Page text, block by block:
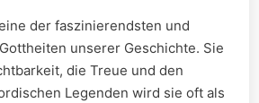
der ⁢faszinierendsten und
unserer ​Geschichte. Sie
die Treue ​und⁤ den
Legenden wird sie oft als